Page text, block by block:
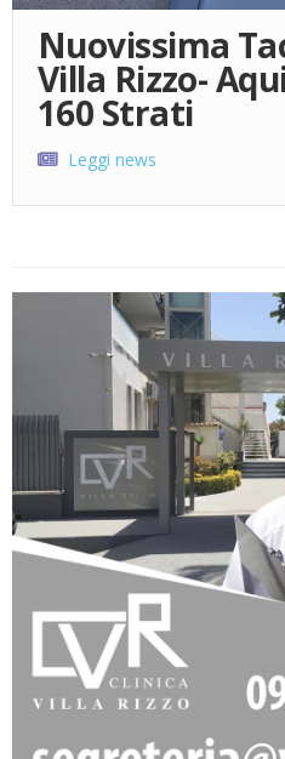
Nuovissima
Villa Rizzo-
160 Strati
Leggi news